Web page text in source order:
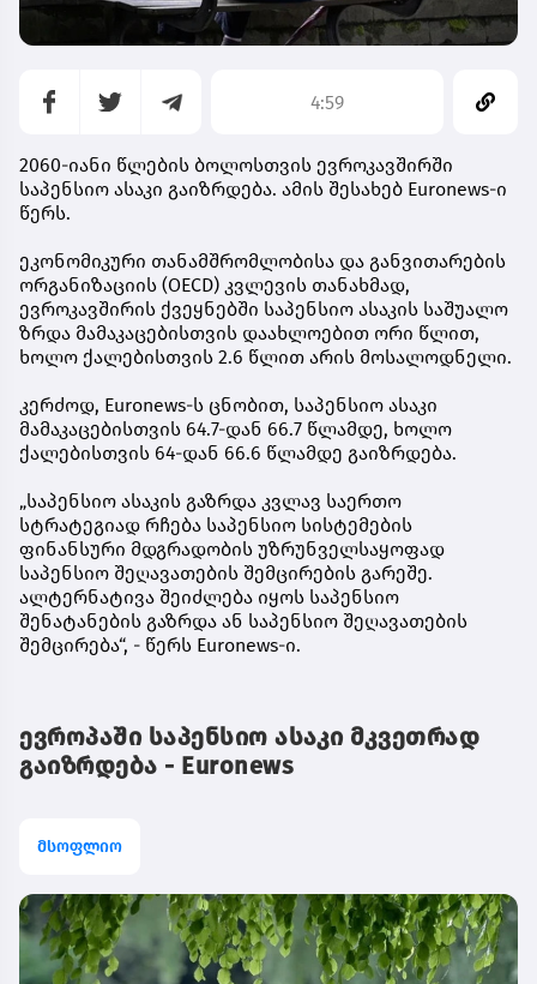
4:59
2060-იანი წლების ბოლოსთვის ევროკავშირში
საპენსიო ასაკი გაიზრდება. ამის შესახებ Euronews-ი
წერს.
ეკონომიკური თანამშრომლობისა და განვითარების
ორგანიზაციის (OECD) კვლევის თანახმად,
ევროკავშირის ქვეყნებში საპენსიო ასაკის საშუალო
ზრდა მამაკაცებისთვის დაახლოებით ორი წლით,
ხოლო ქალებისთვის 2.6 წლით არის მოსალოდნელი.
კერძოდ, Euronews-ს ცნობით, საპენსიო ასაკი
მამაკაცებისთვის 64.7-დან 66.7 წლამდე, ხოლო
ქალებისთვის 64-დან 66.6 წლამდე გაიზრდება.
„საპენსიო ასაკის გაზრდა კვლავ საერთო
სტრატეგიად რჩება საპენსიო სისტემების
ფინანსური მდგრადობის უზრუნველსაყოფად
საპენსიო შეღავათების შემცირების გარეშე.
ალტერნატივა შეიძლება იყოს საპენსიო
შენატანების გაზრდა ან საპენსიო შეღავათების
შემცირება“, - წერს Euronews-ი.
ევროპაში საპენსიო ასაკი მკვეთრად
გაიზრდება - Euronews
მსოფლიო